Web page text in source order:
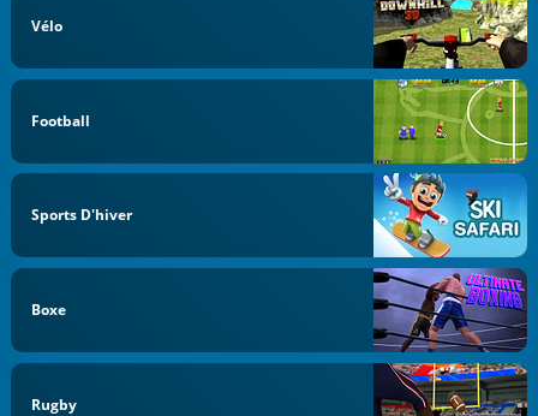
Vélo
Football
Sports D'hiver
Boxe
Rugby